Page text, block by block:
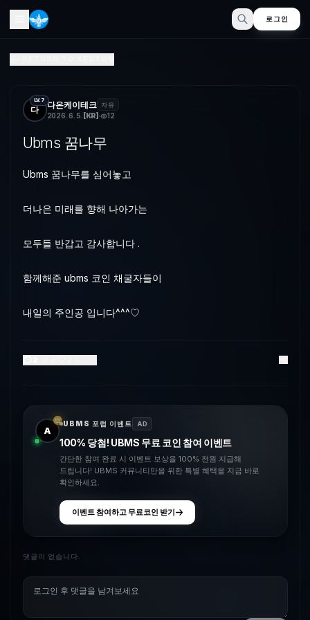
로그인
다
LV.7 다온케이테크 자유
2026. 6. 5. [KR] 12
Ubms 꿈나무
Ubms 꿈나무를 심어놓고
더나은 미래를 향해 나아가는
모두들 반갑고 감사합니다 .
함께해준 ubms 코인 채굴자들이
내일의 주인공 입니다^^^♡
A
UBMS 포럼 이벤트 AD
100% 당첨! UBMS 무료 코인 참여 이벤트
간단한 참여 완료 시 이벤트 보상을 100% 전원 지급해
드립니다! UBMS 커뮤니티만을 위한 특별 혜택을 지금 바로
확인하세요.
이벤트 참여하고 무료코인 받기
댓글이 없습니다.